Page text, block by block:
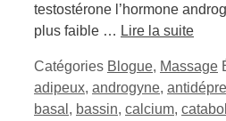
testostérone l’hormone
plus faible … Lire la suite
Catégories Blogue, Massage
adipeux, androgyne,
basal , bassin, calcium,